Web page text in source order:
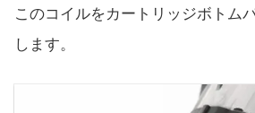
このコイルをカートリッジボトム
します。